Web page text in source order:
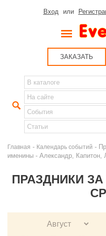
Вход или
ЗАКАЗАТЬ
Главная - Календарь событий -
именины - Александр,
ПРАЗДНИКИ ЗА